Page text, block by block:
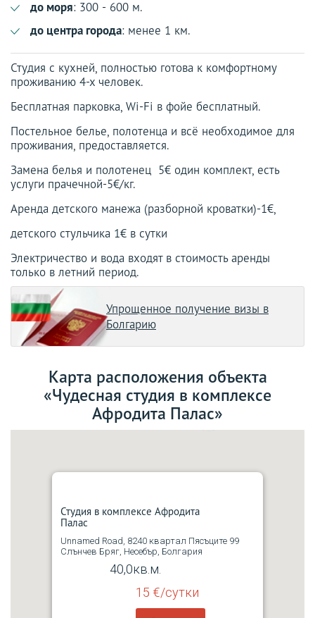
до моря: 300 - 600 м.
до центра города: менее 1 км.
Студия с кухней, полностью готова к комфортному
проживанию 4-х человек.
Бесплатная парковка, Wi-Fi в фойе бесплатный.
Постельное белье, полотенца и всё необходимое для
проживания, предоставляется.
Замена белья и полотенец 5€ один комплект, есть
услуги прачечной-5€/кг.
Аренда детского манежа (разборной кроватки)-1€,
детского стульчика 1€ в сутки
Электричество и вода входят в стоимость аренды
только в летний период.
Упрощенное получение визы в
Болгарию
Карта расположения объекта
«Чудесная студия в комплексе
Афродита Палас»
2
2
Студия в комплексе Афродита
Палас
Unnamed Road, 8240 квартал Пясъците 99
Слънчев Бряг, Несебър, Болгария
40,0кв.м.
15 €/сутки